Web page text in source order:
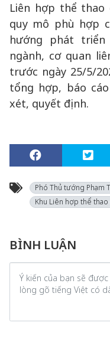
Liên hợp thể thao
quy mô phù hợp
hướng phát
ngành, cơ quan
trước ngày 25/5/
tổng hợp, báo
xét, quyết định.
Phó Thủ tướng Phạm
Khu Liên hợp thể
BÌNH LUẬN